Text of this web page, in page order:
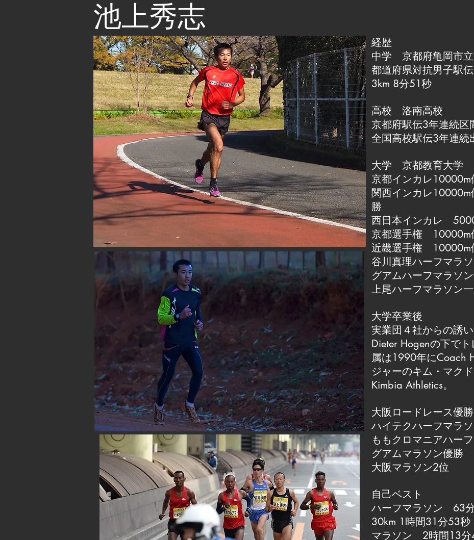
池上秀志
経歴
中学 京都府亀岡市
都道府県対抗男子駅
3km 8分51秒
高校 洛南高校
京都府駅伝3年連続
全国高校駅伝3年
大学 京都教育大学
京都インカレ10000m
関西インカレ
勝
西日本インカレ
京都選手権 10000m
近畿選手権 10000m
谷川真理ハーフマラ
グアムハーフマラソ
上尾ハーフマラソン
大学卒業後
実業団４社からの誘
Dieter Hogenの下で
属は1990年にCoach
ジャーのキム・マク
Kimbia Athletics。
大阪ロードレース優勝
ハイテクハーフマラ
ももクロマニアハー
グアムマラソン優勝
大阪マラソン2位
自己ベスト
ハーフマラソン 63
30km 1時間31分53秒
マラソン 2時間13分